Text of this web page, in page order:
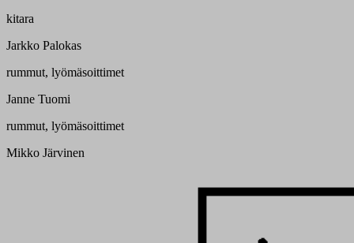
kitara
Jarkko Palokas
rummut, lyömäsoittimet
Janne Tuomi
rummut, lyömäsoittimet
Mikko Järvinen